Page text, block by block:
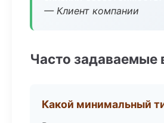
— Клиент компании
Часто задаваемые
Какой минимальный